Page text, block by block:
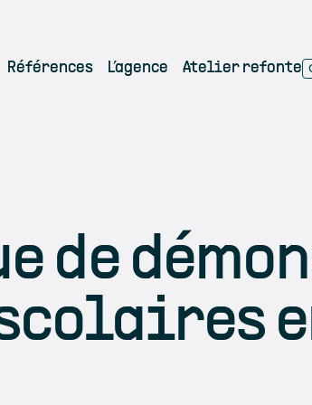
Références L’agence Atelier refonte
de